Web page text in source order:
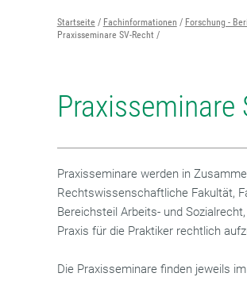
Startseite Fachinformationen Forschung -
Praxisseminare SV-Recht
Praxisseminare
Praxisseminare werden in
Rechtswissenschaftliche Fakultät,
Bereichsteil Arbeits- und
Praxis für die Praktiker rechtlich
Die Praxisseminare finden jeweils